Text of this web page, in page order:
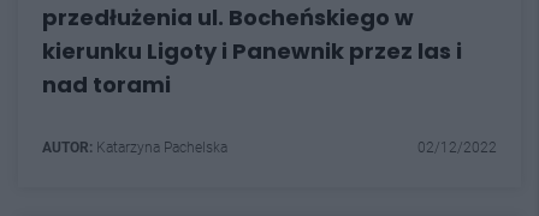
przedłużenia ul. Bocheńskiego w
kierunku Ligoty i Panewnik przez las i
nad torami
AUTOR: Katarzyna Pachelska 02/12/2022